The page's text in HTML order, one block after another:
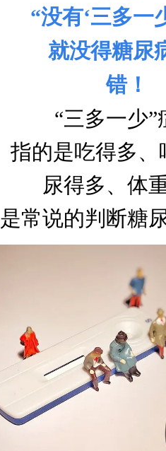
“没有‘三多一
就没得糖尿
错！
“三多一少”
指的是吃得多、
尿得多、体
是常说的判断糖